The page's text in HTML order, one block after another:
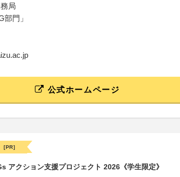
局
部門」
公式ホームページ
[PR]
アクション支援プロジェクト 2026《学生限定》